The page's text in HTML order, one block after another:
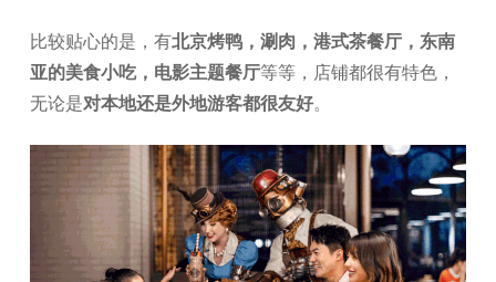
比较贴心的是，有北京烤鸭，涮肉，港式茶餐厅，东南
亚的美食小吃，电影主题餐厅等等，店铺都很有特色，
无论是对本地还是外地游客都很友好。